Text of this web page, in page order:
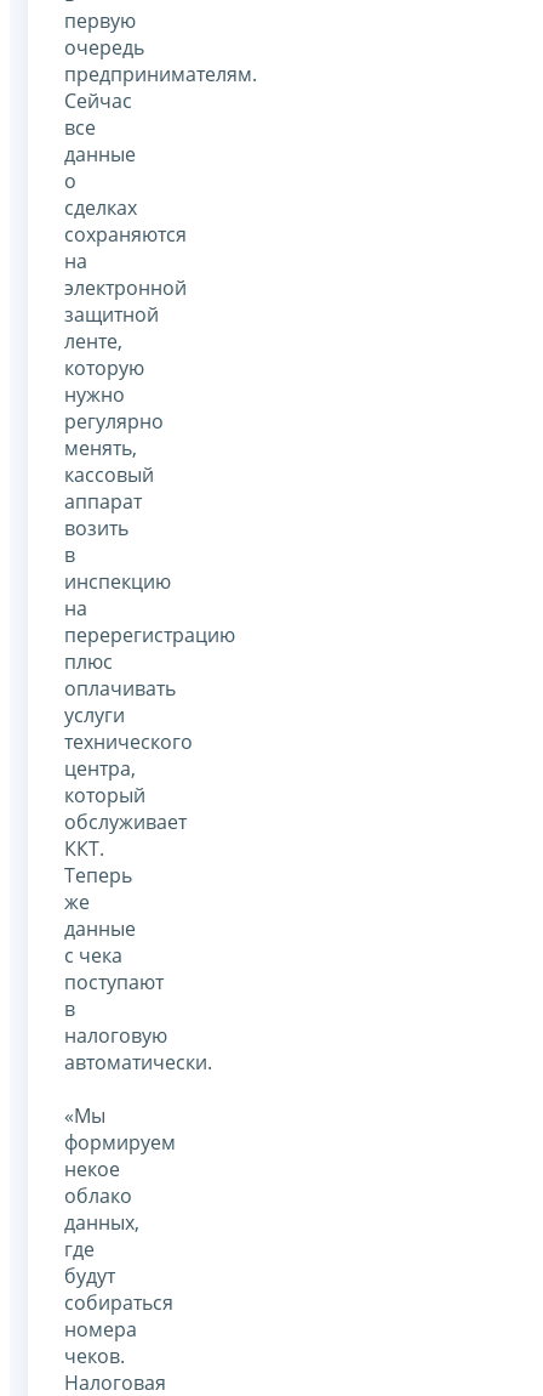
первую
очередь
предпринимателям.
Сейчас
все
данные
о
сделках
сохраняются
на
электронной
защитной
ленте,
которую
нужно
регулярно
менять,
кассовый
аппарат
возить
в
инспекцию
на
перерегистрацию
плюс
оплачивать
услуги
технического
центра,
который
обслуживает
ККТ.
Теперь
же
данные
с чека
поступают
в
налоговую
автоматически.
«Мы
формируем
некое
облако
данных,
где
будут
собираться
номера
чеков.
Налоговая